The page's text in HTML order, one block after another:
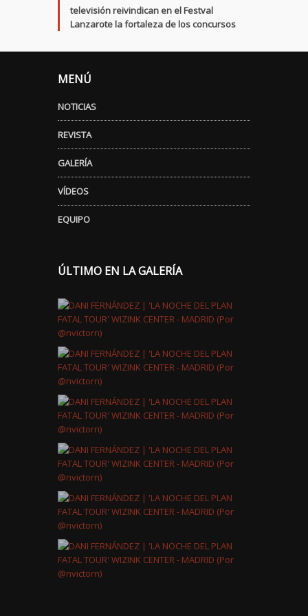
televisión reivindican en el Festval
Lanzarote la fortaleza de los concursos
MENÚ
NOTICIAS
REVISTA
GALERÍA
VÍDEOS
EQUIPO
ÚLTIMO EN LA GALERÍA